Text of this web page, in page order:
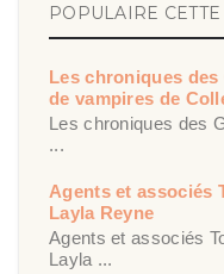
POPULAIRE
Les chroniques des
de vampires de
Les chroniques des
...
Agents et associés
Layla Reyne
Agents et associés
Layla ...